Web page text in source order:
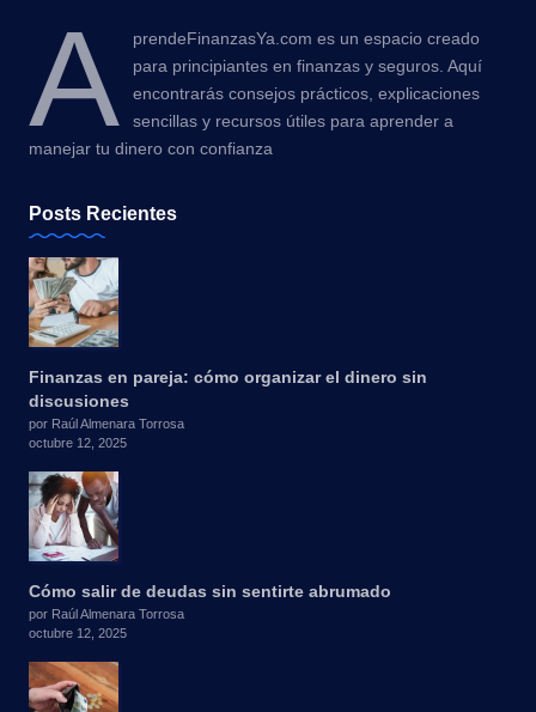
A
prendeFinanzasYa.com es un espacio creado
para principiantes en finanzas y seguros. Aquí
encontrarás consejos prácticos, explicaciones
sencillas y recursos útiles para aprender a
manejar tu dinero con confianza
Posts Recientes
Finanzas en pareja: cómo organizar el dinero sin
discusiones
por Raúl Almenara Torrosa
octubre 12, 2025
Cómo salir de deudas sin sentirte abrumado
por Raúl Almenara Torrosa
octubre 12, 2025